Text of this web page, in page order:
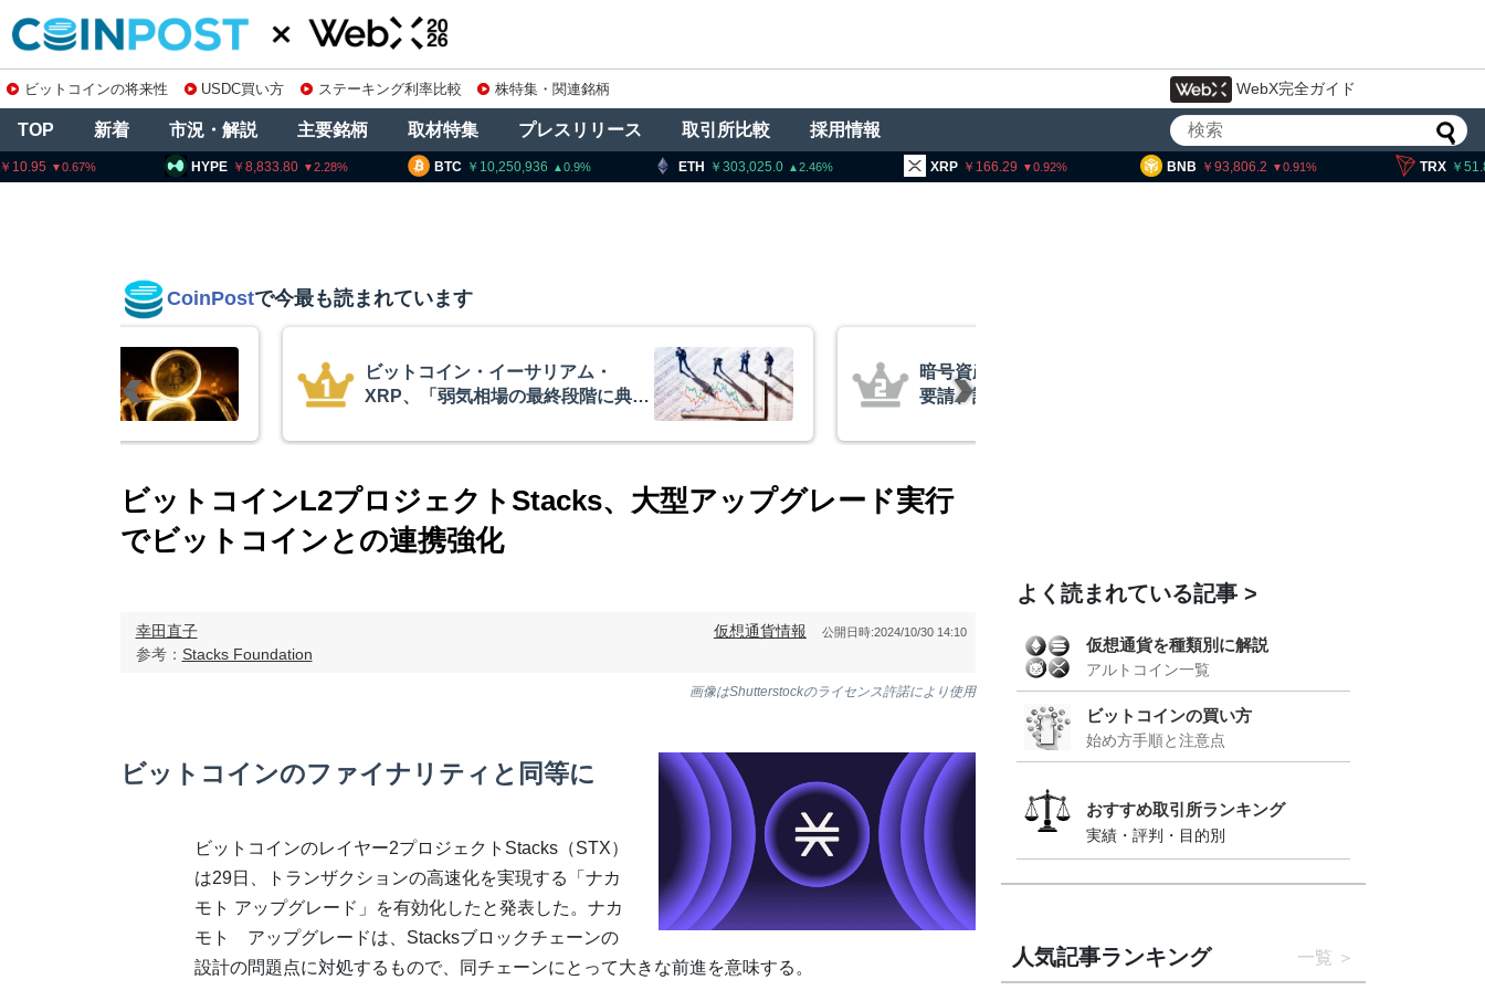
ビットコインの将来性 USDC買い方 ステーキング利率比較 株特集・関連銘柄 WebX完全ガイド
TOP 新着 市況・解説 主要銘柄 取材特集 プレスリリース 取引所比較 採用情報
BTC 10,250,936 0.9 ETH 303,025.0 2.46 XRP 0.92 BNB 93,806.2 0.91 TRX 0.21
HYPE 8,833.80 2.28
CoinPostで今最も読まれています
・イーサリアム・
相場の最終段階に典型
クリプトクアント
暗号資産交換業者に出庫制限強化を
要請、詐欺被害防止へ 金融庁と警
ビットコインL2プロジェクトStacks、大型アップグレード実行
でビットコインとの連携強化
幸田直子
参考： Stacks Foundation
仮想通貨情報 公開日時:2024/10/30 14:10
画像はShutterstockのライセンス許諾により使用
ビットコインのファイナリティと同等に
ビットコインのレイヤー2プロジェクトStacks（STX）
は29日、トランザクションの高速化を実現する「ナカ
モト アップグレード」を有効化したと発表した。ナカ
モト アップグレードは、Stacksブロックチェーンの
設計の問題点に対処するもので、同チェーンにとって大きな前進を意味する。
よく読まれている記事
仮想通貨を種類別に解説
アルトコイン一覧
ビットコインの買い方
始め方手順と注意点
おすすめ取引所ランキング
実績・評判・目的別
人気記事ランキング 一覧